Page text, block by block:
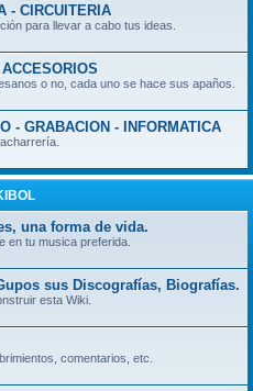
- CIRCUITERIA
para llevar a cabo tus ideas.
o no, cada uno se hace sus apaños.
- GRABACION - INFORMATICA
una forma de vida.
en tu musica preferida.
sus Discografías, Biografías.
esta Wiki.
comentarios, etc.